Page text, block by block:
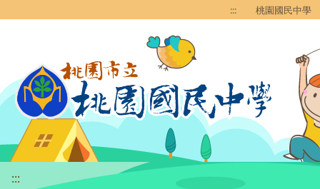
::: 桃園國民中學
:::